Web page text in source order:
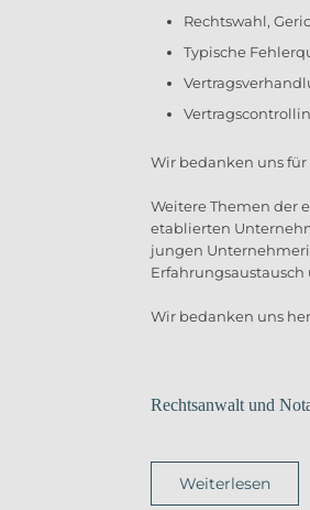
Rechtswahl,
Typische
Wir bedanken uns für
Weitere Themen der
etablierten
jungen
Wir bedanken uns
Rechtsanwalt und
Weiterlesen